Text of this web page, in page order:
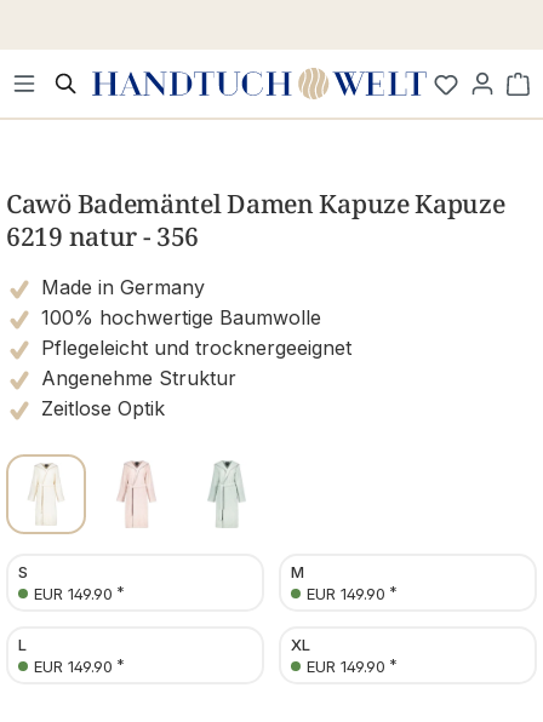
Cawö Bademäntel Damen Kapuze Kapuze
6219 natur - 356
Made in Germany
100% hochwertige Baumwolle
Pflegeleicht und trocknergeeignet
Angenehme Struktur
Zeitlose Optik
S
EUR 149.90 *
M
EUR 149.90 *
L
EUR 149.90 *
XL
EUR 149.90 *